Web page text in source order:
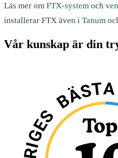
Läs mer om FTX-system och
installerar FTX även i Tanum
Vår kunskap är din